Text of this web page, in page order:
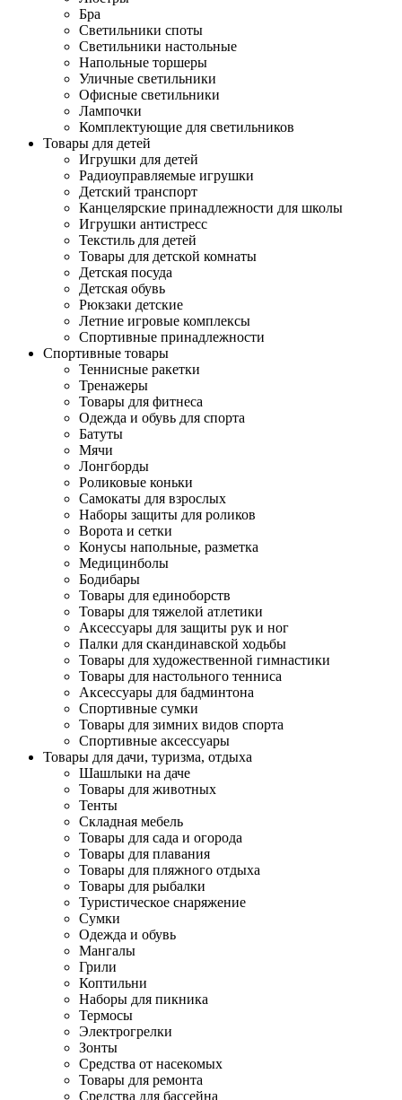
Бра
Светильники споты
Светильники настольные
Напольные торшеры
Уличные светильники
Офисные светильники
Лампочки
Комплектующие для светильников
Товары для детей
Игрушки для детей
Радиоуправляемые игрушки
Детский транспорт
Канцелярские принадлежности для школы
Игрушки антистресс
Текстиль для детей
Товары для детской комнаты
Детская посуда
Детская обувь
Рюкзаки детские
Летние игровые комплексы
Спортивные принадлежности
Спортивные товары
Теннисные ракетки
Тренажеры
Товары для фитнеса
Одежда и обувь для спорта
Батуты
Мячи
Лонгборды
Роликовые коньки
Самокаты для взрослых
Наборы защиты для роликов
Ворота и сетки
Конусы напольные, разметка
Медицинболы
Бодибары
Товары для единоборств
Товары для тяжелой атлетики
Аксессуары для защиты рук и ног
Палки для скандинавской ходьбы
Товары для художественной гимнастики
Товары для настольного тенниса
Аксессуары для бадминтона
Спортивные сумки
Товары для зимних видов спорта
Спортивные аксессуары
Товары для дачи, туризма, отдыха
Шашлыки на даче
Товары для животных
Тенты
Складная мебель
Товары для сада и огорода
Товары для плавания
Товары для пляжного отдыха
Товары для рыбалки
Туристическое снаряжение
Сумки
Одежда и обувь
Мангалы
Грили
Коптильни
Наборы для пикника
Термосы
Электрогрелки
Зонты
Средства от насекомых
Товары для ремонта
Средства для бассейна